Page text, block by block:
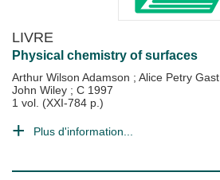
LIVRE
Physical chemistry of surfaces
Arthur Wilson Adamson ; Alice Petry Gast
John Wiley ; C 1997
1 vol. (XXI-784 p.)
Plus d'information...